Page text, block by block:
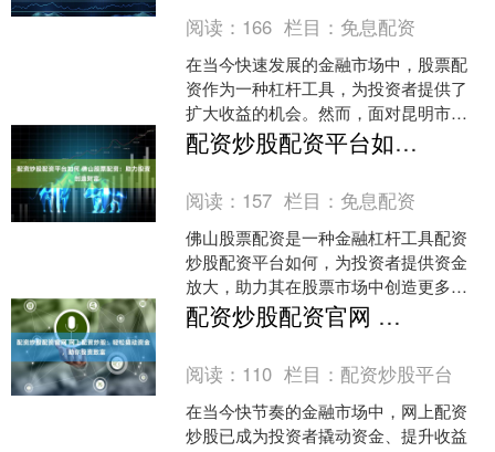
阅读： 166 栏目： 免息配资
在当今快速发展的金融市场中，股票配
资作为一种杠杆工具，为投资者提供了
扩大收益的机会。然而，面对昆明市场
上众多的股票配资公司，如何选择一家
专业、正规的平台成为投资....
配资炒股配资平台如何 佛山股票配资：助力投资，创造财富
阅读： 157 栏目： 免息配资
佛山股票配资是一种金融杠杆工具配资
炒股配资平台如何，为投资者提供资金
放大，助力其在股票市场中创造更多财
富。 牛市行情中，股价普遍上涨，配资
杠杆放大收益。此时，投....
配资炒股配资官网 网上配资炒股：轻松撬动资金，助你投资致富
阅读： 110 栏目： 配资炒股平台
在当今快节奏的金融市场中，网上配资
炒股已成为投资者撬动资金、提升收益